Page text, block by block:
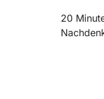
20